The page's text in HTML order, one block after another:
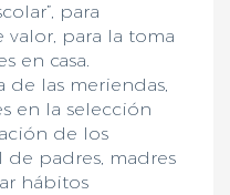
para
para la toma
en casa.
las meriendas,
en la selección
de los
de padres, madres
hábitos